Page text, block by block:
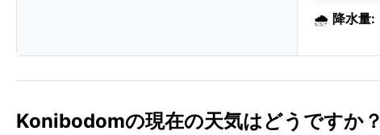
🌧️ 降水量:
Konibodomの現在の天気はどうですか？